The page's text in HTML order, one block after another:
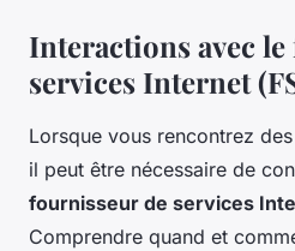
Interactions avec
services Internet
Lorsque vous rencontrez
il peut être nécessaire de
fournisseur de services
Comprendre quand et